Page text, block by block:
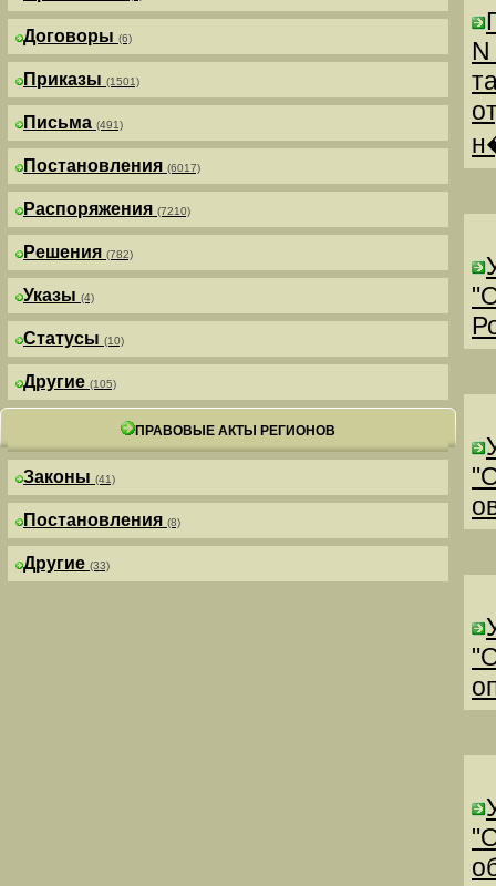
Договоры (6)
Приказы (1501)
Письма (491)
Постановления (6017)
Распоряжения (7210)
Решения (782)
Указы (4)
Статусы (10)
Другие (105)
ПРАВОВЫЕ АКТЫ РЕГИОНОВ
Законы (41)
Постановления (8)
Другие (33)